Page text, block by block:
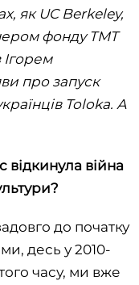
як UC Berkeley,
фонду TMT
про запуск
Toloka. А
відкинула війна
до початку
десь у 2010-
часу, ми вже